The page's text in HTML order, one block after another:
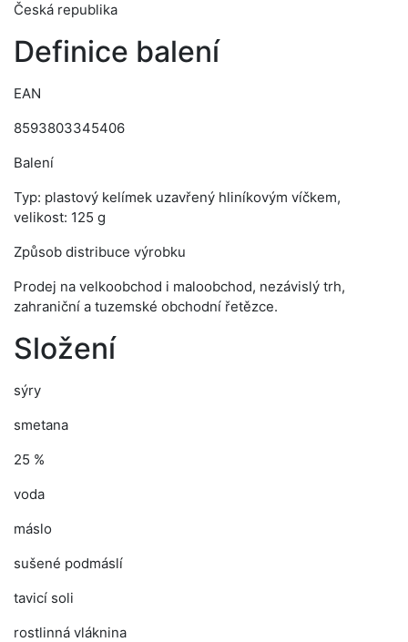
Česká republika
Definice balení
EAN
8593803345406
Balení
Typ: plastový kelímek uzavřený hliníkovým víčkem,
velikost: 125 g
Způsob distribuce výrobku
Prodej na velkoobchod i maloobchod, nezávislý trh,
zahraniční a tuzemské obchodní řetězce.
Složení
sýry
smetana
25 %
voda
máslo
sušené podmáslí
tavicí soli
rostlinná vláknina